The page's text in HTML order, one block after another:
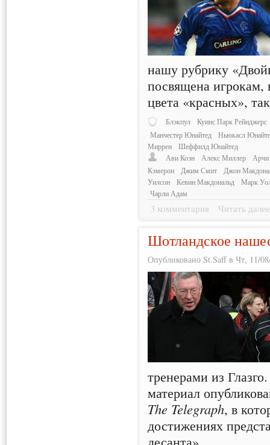
нашу рубрику
посвящена
цвета «красных»,
Блэкпул
Куинс Парк Рейнджерс
Манчестер Юнайтед
Ньюкасл
Миррен
Шеффилд Юнайтед
Ави Коэн
Алекс Миллер
Кэмерон
Джим Смит
Джон
Уилсон
Кевин Макдональд
Марк
Чарли Адам
3 комментария Читать далее
Шотландское
Опубликовано St.Saff в Чт, 11/
тренерами из
материал
The Telegraph, в
достижениях
десанта».